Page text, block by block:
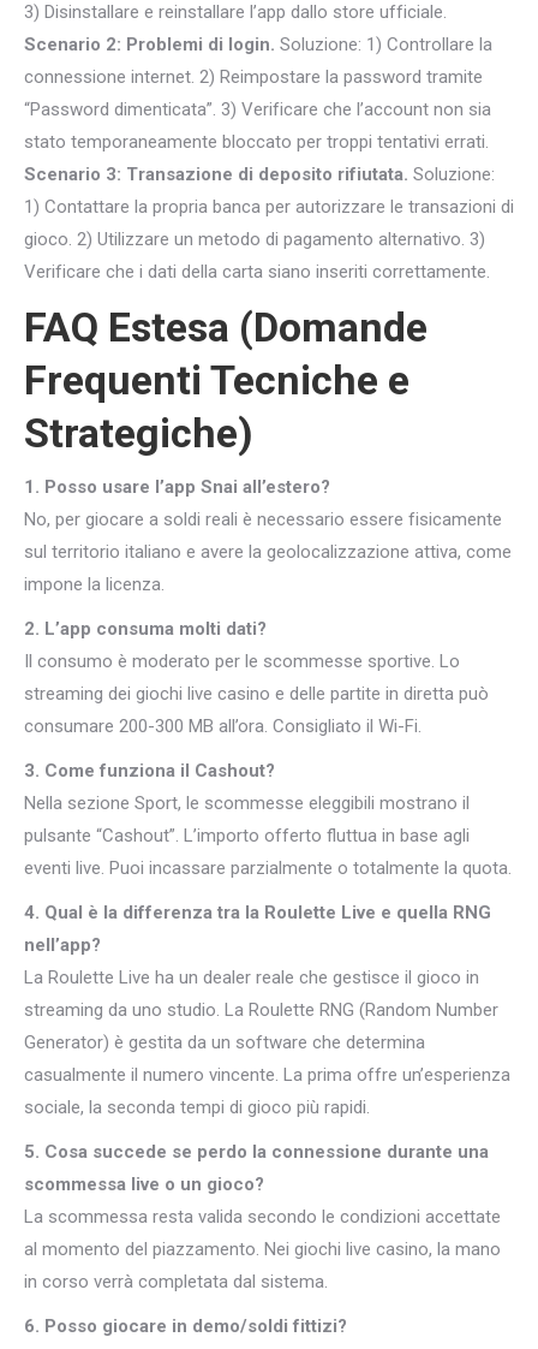
3) Disinstallare e reinstallare l’app dallo store ufficiale.
Scenario 2: Problemi di login. Soluzione: 1) Controllare la
connessione internet. 2) Reimpostare la password tramite
“Password dimenticata”. 3) Verificare che l’account non sia
stato temporaneamente bloccato per troppi tentativi errati.
Scenario 3: Transazione di deposito rifiutata. Soluzione:
1) Contattare la propria banca per autorizzare le transazioni di
gioco. 2) Utilizzare un metodo di pagamento alternativo. 3)
Verificare che i dati della carta siano inseriti correttamente.
FAQ Estesa (Domande
Frequenti Tecniche e
Strategiche)
1. Posso usare l’app Snai all’estero?
No, per giocare a soldi reali è necessario essere fisicamente
sul territorio italiano e avere la geolocalizzazione attiva, come
impone la licenza.
2. L’app consuma molti dati?
Il consumo è moderato per le scommesse sportive. Lo
streaming dei giochi live casino e delle partite in diretta può
consumare 200-300 MB all’ora. Consigliato il Wi-Fi.
3. Come funziona il Cashout?
Nella sezione Sport, le scommesse eleggibili mostrano il
pulsante “Cashout”. L’importo offerto fluttua in base agli
eventi live. Puoi incassare parzialmente o totalmente la quota.
4. Qual è la differenza tra la Roulette Live e quella RNG
nell’app?
La Roulette Live ha un dealer reale che gestisce il gioco in
streaming da uno studio. La Roulette RNG (Random Number
Generator) è gestita da un software che determina
casualmente il numero vincente. La prima offre un’esperienza
sociale, la seconda tempi di gioco più rapidi.
5. Cosa succede se perdo la connessione durante una
scommessa live o un gioco?
La scommessa resta valida secondo le condizioni accettate
al momento del piazzamento. Nei giochi live casino, la mano
in corso verrà completata dal sistema.
6. Posso giocare in demo/soldi fittizi?